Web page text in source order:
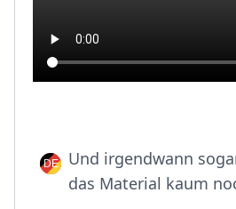
Und irgendwann
das Material kaum